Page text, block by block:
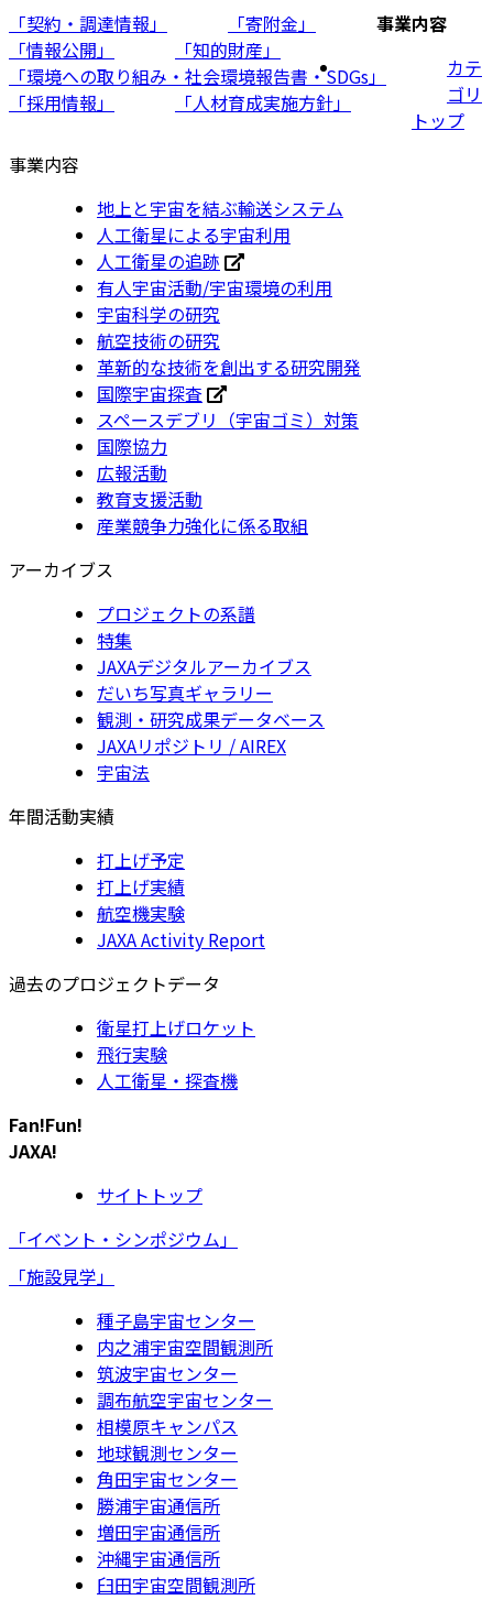
「契約・調達情報」
「寄附金」
「情報公開」
「知的財産」
「環境への取り組み・社会環境報告書・SDGs」
「採用情報」
「人材育成実施方針」
事業内容
カテ
ゴリ
トップ
事業内容
地上と宇宙を結ぶ輸送システム
人工衛星による宇宙利用
人工衛星の追跡
有人宇宙活動/宇宙環境の利用
宇宙科学の研究
航空技術の研究
革新的な技術を創出する研究開発
国際宇宙探査
スペースデブリ（宇宙ゴミ）対策
国際協力
広報活動
教育支援活動
産業競争力強化に係る取組
アーカイブス
プロジェクトの系譜
特集
JAXAデジタルアーカイブス
だいち写真ギャラリー
観測・研究成果データベース
JAXAリポジトリ / AIREX
宇宙法
年間活動実績
打上げ予定
打上げ実績
航空機実験
JAXA Activity Report
過去のプロジェクトデータ
衛星打上げロケット
飛行実験
人工衛星・探査機
Fan!Fun!
JAXA!
サイトトップ
「イベント・シンポジウム」
「施設見学」
種子島宇宙センター
内之浦宇宙空間観測所
筑波宇宙センター
調布航空宇宙センター
相模原キャンパス
地球観測センター
角田宇宙センター
勝浦宇宙通信所
増田宇宙通信所
沖縄宇宙通信所
臼田宇宙空間観測所